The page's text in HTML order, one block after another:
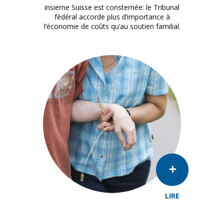
insieme Suisse est consternée: le Tribunal
fédéral accorde plus d’importance à
l’économie de coûts qu’au soutien familial.
LIRE